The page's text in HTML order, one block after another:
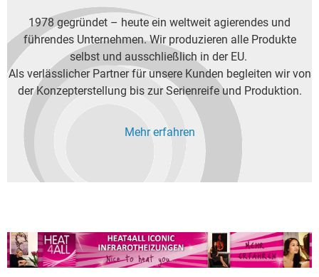
1978 gegründet – heute ein weltweit agierendes und
führendes Unternehmen. Wir produzieren alle Produkte
selbst und ausschließlich in der EU.
Als verlässlicher Partner für unsere Kunden begleiten wir von
der Konzepterstellung bis zur Serienreife und Produktion.
Mehr erfahren